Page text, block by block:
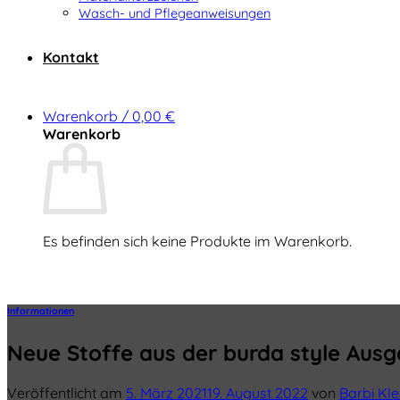
Wasch- und Pflegeanweisungen
Kontakt
Warenkorb / 0,00 €
Warenkorb
Es befinden sich keine Produkte im Warenkorb.
Informationen
Neue Stoffe aus der burda style
Veröffentlicht am 5. März 202119. August 2022 von Barbi